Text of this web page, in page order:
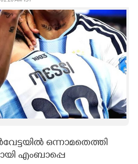
ഒന്നാമതെത്തി
എംബാപ്പെ